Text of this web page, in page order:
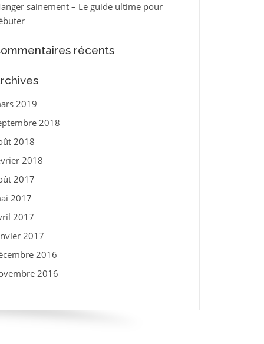
sainement – Le guide ultime pour
récents
2019
2018
2018
2018
2017
2017
2017
2017
2016
2016